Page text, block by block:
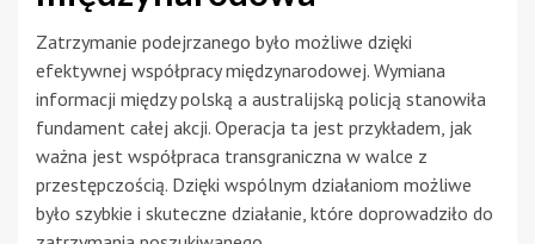
Zatrzymanie podejrzanego było możliwe dzięki
efektywnej współpracy międzynarodowej. Wymiana
informacji między polską a australijską policją stanowiła
fundament całej akcji. Operacja ta jest przykładem, jak
ważna jest współpraca transgraniczna w walce z
przestępczością. Dzięki wspólnym działaniom możliwe
było szybkie i skuteczne działanie, które doprowadziło do